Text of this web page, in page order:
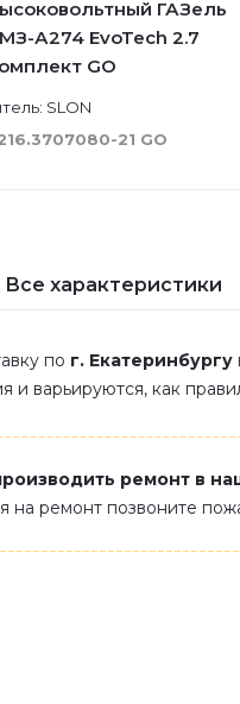
ГАЗель
А274 EvoTech 2.7
GO
SLON
21 GO
Все характеристики
по г. Екатеринбургу
и варьируются, как
ремонт в
на ремонт позвоните